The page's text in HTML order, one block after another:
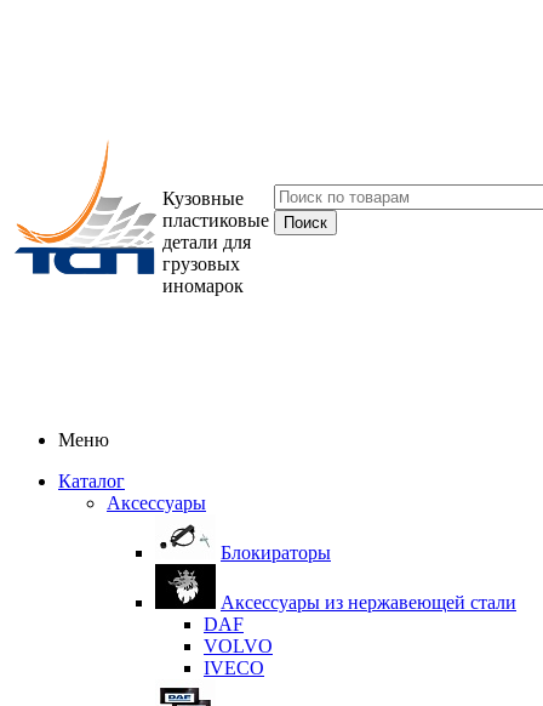
Кузовные
пластиковые
детали для
грузовых
иномарок
Меню
Каталог
Аксессуары
Блокираторы
Аксессуары из нержавеющей стали
DAF
VOLVO
IVECO